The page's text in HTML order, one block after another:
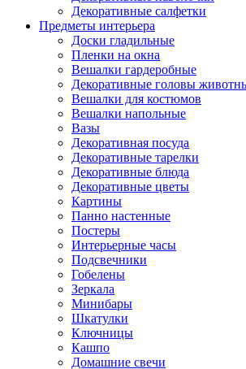
Декоративные салфетки
Предметы интерьера
Доски гладильные
Пленки на окна
Вешалки гардеробные
Декоративные головы
Вешалки для костюмов
Вешалки напольные
Вазы
Декоративная посуда
Декоративные тарелки
Декоративные блюда
Декоративные цветы
Картины
Панно настенные
Постеры
Интерьерные часы
Подсвечники
Гобелены
Зеркала
Минибары
Шкатулки
Ключницы
Кашпо
Домашние свечи